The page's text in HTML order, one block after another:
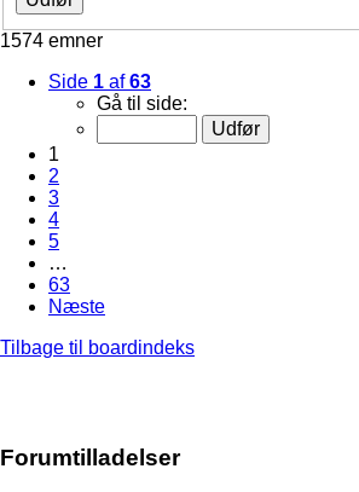
1574 emner
Side 1 af63
Gå til side:
1
2
3
4
5
…
63
Næste
Tilbage til boardindeks
Forumtilladelser